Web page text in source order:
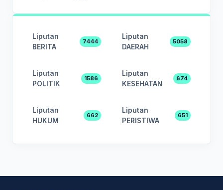
Liputan
BERITA
7444
Liputan
DAERAH
5058
Liputan
POLITIK
1586
Liputan
KESEHATAN
674
Liputan
HUKUM
662
Liputan
PERISTIWA
651